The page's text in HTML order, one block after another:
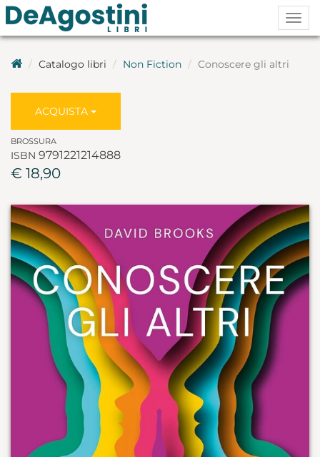
Catalogo libri Non Fiction Conoscere gli altri
ACQUISTA
BROSSURA
ISBN 9791221214888
€ 18,90